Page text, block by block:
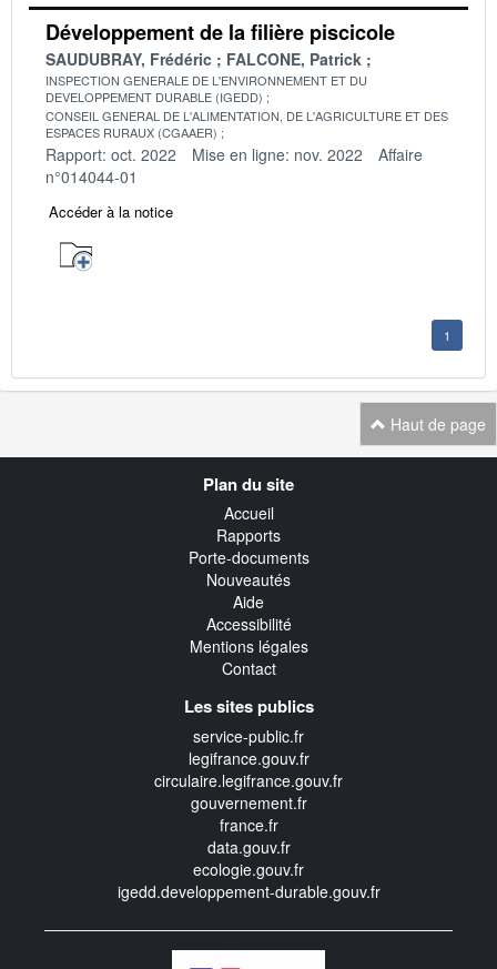
Développement de la filière piscicole
SAUDUBRAY, Frédéric FALCONE, Patrick
INSPECTION GENERALE DE L'ENVIRONNEMENT ET DU
DEVELOPPEMENT DURABLE (IGEDD)
CONSEIL GENERAL DE L'ALIMENTATION, DE L'AGRICULTURE ET DES
ESPACES RURAUX (CGAAER)
Rapport: oct. 2022 Mise en ligne: nov. 2022
Affaire
n°014044-01
Accéder à la notice
1
Haut de page
Plan du site
Accueil
Rapports
Porte-documents
Nouveautés
Aide
Accessibilité
Mentions légales
Contact
Les sites publics
service-public.fr
legifrance.gouv.fr
circulaire.legifrance.gouv.fr
gouvernement.fr
france.fr
data.gouv.fr
ecologie.gouv.fr
igedd.developpement-durable.gouv.fr